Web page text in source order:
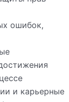
ошибок,
и карьерные